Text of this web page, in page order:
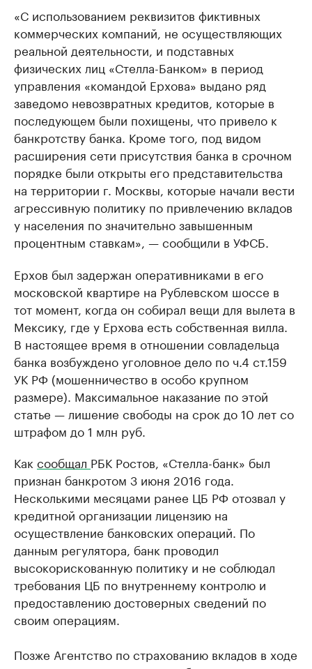
«С использованием реквизитов фиктивных
коммерческих компаний, не осуществляющих
реальной деятельности, и подставных
физических лиц «Стелла-Банком» в период
управления «командой Ерхова» выдано ряд
заведомо невозвратных кредитов, которые в
последующем были похищены, что привело к
банкротству банка. Кроме того, под видом
расширения сети присутствия банка в срочном
порядке были открыты его представительства
на территории г. Москвы, которые начали вести
агрессивную политику по привлечению вкладов
у населения по значительно завышенным
процентным ставкам», — сообщили в УФСБ.
Ерхов был задержан оперативниками в его
московской квартире на Рублевском шоссе в
тот момент, когда он собирал вещи для вылета в
Мексику, где у Ерхова есть собственная вилла.
В настоящее время в отношении совладельца
банка возбуждено уголовное дело по ч.4 ст.159
УК РФ (мошенничество в особо крупном
размере). Максимальное наказание по этой
статье — лишение свободы на срок до 10 лет со
штрафом до 1 млн руб.
Как сообщал РБК Ростов, «Стелла-банк» был
признан банкротом 3 июня 2016 года.
Несколькими месяцами ранее ЦБ РФ отозвал у
кредитной организации лицензию на
осуществление банковских операций. По
данным регулятора, банк проводил
высокорискованную политику и не соблюдал
требования ЦБ по внутреннему контролю и
предоставлению достоверных сведений по
своим операциям.
Позже Агентство по страхованию вкладов в ходе